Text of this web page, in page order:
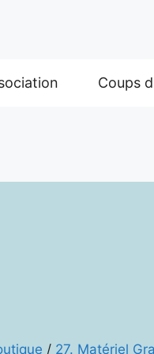
Coups
/ 27. Matériel